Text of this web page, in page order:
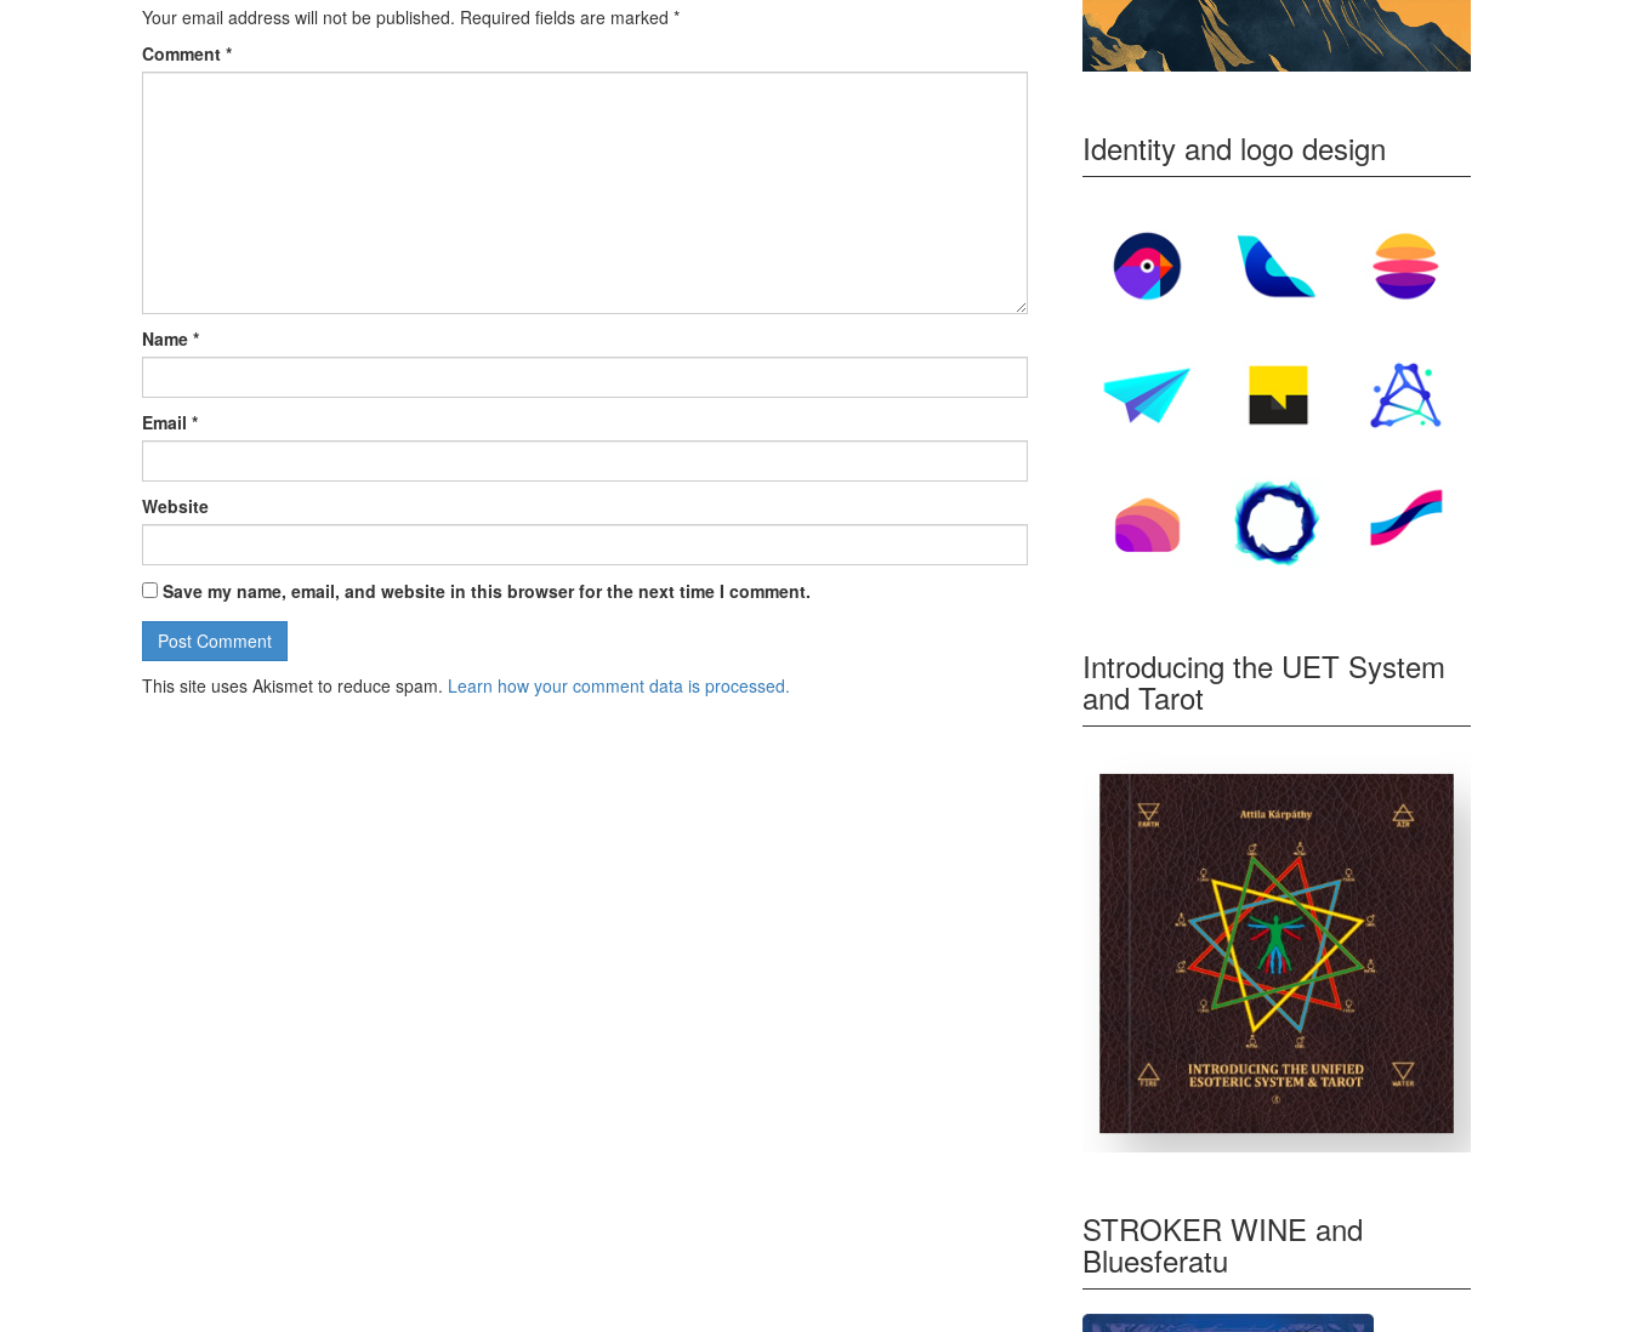
Your email address will not be published. Required fields are marked *
Comment *
Name *
Email *
Website
Save my name, email, and website in this browser for the next time I comment.
This site uses Akismet to reduce spam. Learn how your comment data is processed.
Identity and logo design
Introducing the UET System
and Tarot
STROKER WINE and
Bluesferatu